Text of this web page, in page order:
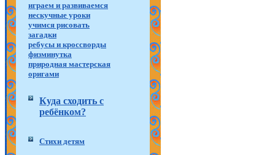
играем и развиваемся
нескучные уроки
учимся рисовать
загадки
ребусы и кроссворды
физминутка
природная мастерская
оригами
Куда сходить с
ребёнком?
Стихи детям